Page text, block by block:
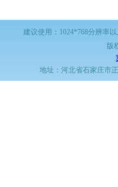
建议使用：1024*768分辨率
版
地址：河北省石家庄市